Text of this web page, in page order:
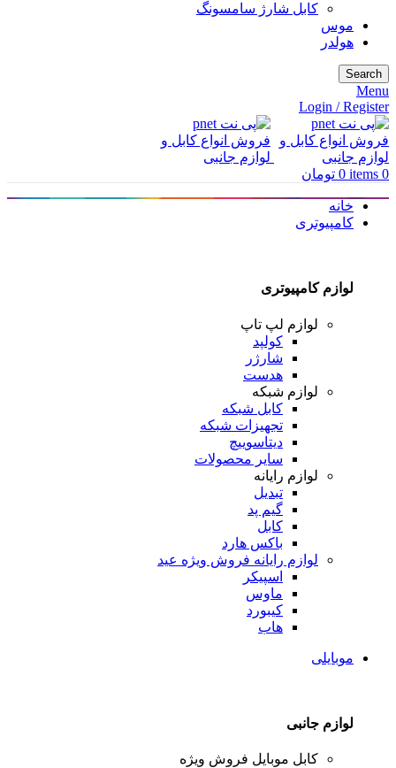
کابل شارژ سامسونگ
موس
هولدر
Search
Menu
Login / Register
0
items
0 تومان
خانه
کامپیوتری
لوازم کامپیوتری
لوازم لپ تاپ
کولپد
شارژر
هدست
لوازم شبکه
کابل شبکه
تجهیزات شبکه
دیتاسوییچ
سایر محصولات
لوازم رایانه
تبدیل
گیم پد
کابل
باکس هارد
لوازم رایانه فروش ویژه عید
اسپیکر
ماوس
کیبورد
هاب
موبایلی
لوازم جانبی
کابل موبایل فروش ویژه